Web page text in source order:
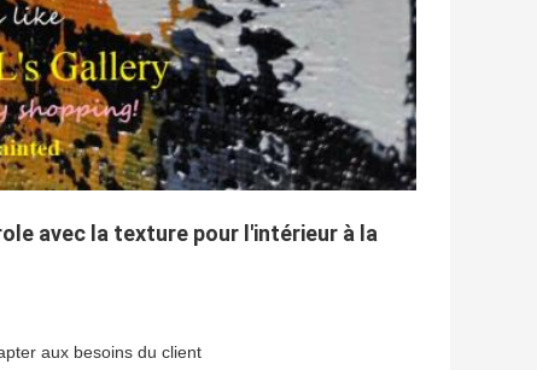
avec la texture pour l'intérieur à la
aux besoins du client